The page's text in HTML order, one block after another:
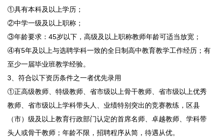
①具有本科及以上学历；
②中学一级及以上职称；
③年龄要求：45岁以下，高级及以上职称教师年龄可适当放宽；
④有5年及以上与选聘学科一致的全日制高中教育教学工作经历；有
至少一届毕业班教学经验。
3、符合以下资历条件之一者优先录用
①正高级教师、特级教师、省市级以上骨干教师、省市级以上优秀
教师、省市级以上学科带头人、业绩特别突出的竞赛教练，区县
（市）级及以上教育行政部门认定的首席名师、卓越教师、学科带
头人或骨干教师；年龄不限，招聘程序从简，待遇从优。